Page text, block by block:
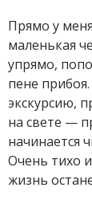
Прямо у
маленькая
упрямо,
пене
экскурсию,
на свете —
начинается
Очень тихо
жизнь